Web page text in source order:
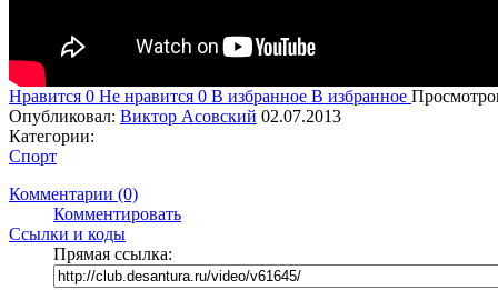
Нравится 0 Не нравится 0 В избранное В избранное
Опубликовал: Виктор Асовский 02.07.2013
Категории:
Спорт
Комментарии (0)
Комментировать
Ссылки и коды
Прямая ссылка: